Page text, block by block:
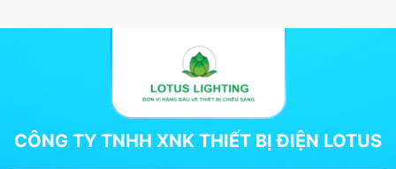
CÔNG TY TNHH XNK THIẾT BỊ ĐIỆN LOTUS